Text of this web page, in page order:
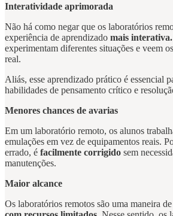
Interatividade aprimorada
Não há como negar que os laboratórios
experiência de aprendizado mais interativa.
experimentam diferentes situações e veem
real.
Aliás, esse aprendizado prático é essencial
habilidades de pensamento crítico e
Menores chances de avarias
Em um laboratório remoto, os alunos
emulações em vez de equipamentos reais.
errado, é facilmente corrigido sem
manutenções.
Maior alcance
Os laboratórios remotos são uma maneira